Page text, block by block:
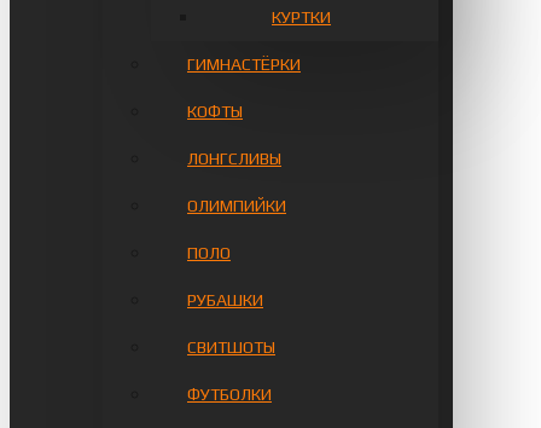
КУРТКИ
ГИМНАСТЁРКИ
КОФТЫ
ЛОНГСЛИВЫ
ОЛИМПИЙКИ
ПОЛО
РУБАШКИ
СВИТШОТЫ
ФУТБОЛКИ